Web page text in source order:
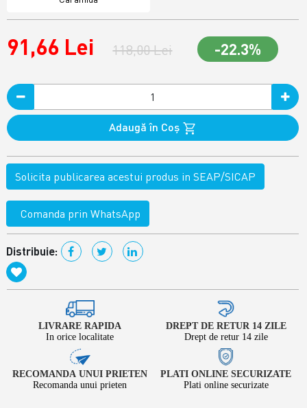
91,66 Lei 118,00 Lei -22.3%
Adaugă în Coş
Solicita publicarea acestui produs in SEAP/SICAP
Comanda prin WhatsApp
Distribuie:
LIVRARE RAPIDA
In orice localitate
DREPT DE RETUR 14 ZILE
Drept de retur 14 zile
RECOMANDA UNUI PRIETEN
Recomanda unui prieten
PLATI ONLINE SECURIZATE
Plati online securizate